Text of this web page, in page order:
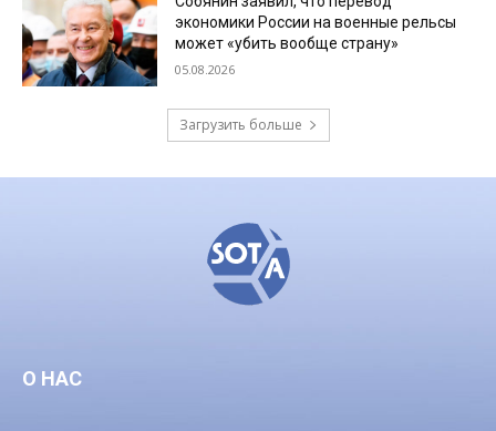
экономики России на военные рельсы
может «убить вообще страну»
05.08.2026
Загрузить больше
О НАС